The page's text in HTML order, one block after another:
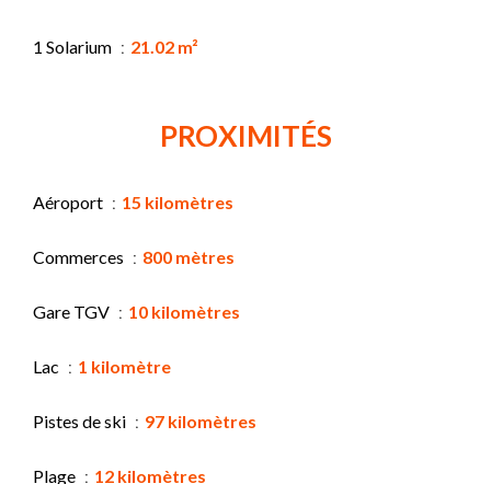
1 Solarium 21.02 m²
PROXIMITÉS
Aéroport 15 kilomètres
Commerces 800 mètres
Gare TGV 10 kilomètres
Lac 1 kilomètre
Pistes de ski 97 kilomètres
Plage 12 kilomètres